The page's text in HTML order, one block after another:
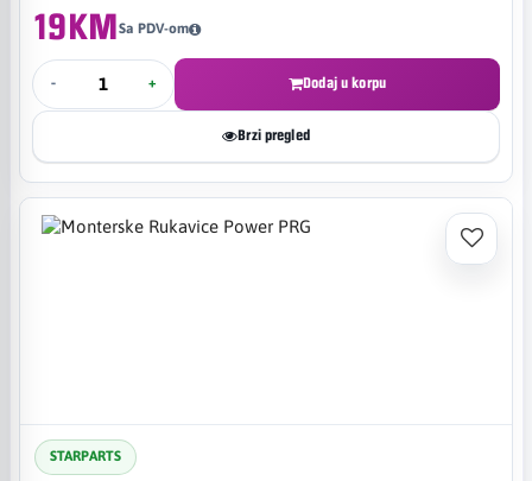
19KMSa PDV-om
- + Dodaj u korpu
Brzi pregled
STARPARTS